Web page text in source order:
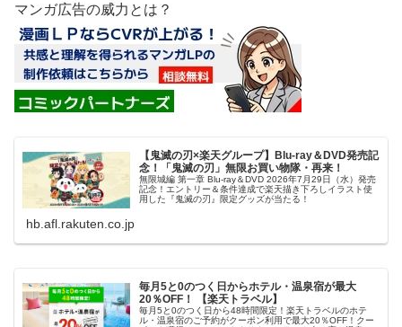
マンガ広告の威力とは？
【鬼滅の刃×楽天グループ】Blu-ray＆DVD発売記
念！「鬼滅の刃」無限お買い物隊・再来！
無限城編 第一章 Blu-ray＆DVD 2026年7月29日（水）発売
記念！エントリー＆条件達成で楽天描き下ろしイラスト使
用した『鬼滅の刃』限定グッズが当たる！
hb.afl.rakuten.co.jp
毎月5と0のつく日からホテル・温泉宿が最大
20％OFF！ 【楽天トラベル】
毎月5と0のつく日から48時間限定！楽天トラベルのホテ
ル・温泉宿のご予約がクーポン利用で最大20％OFF！クー